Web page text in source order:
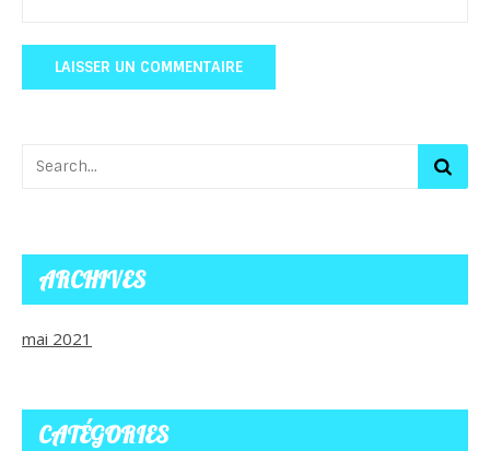
ARCHIVES
mai 2021
CATÉGORIES